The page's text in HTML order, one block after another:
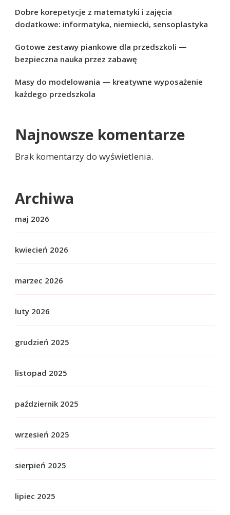
Dobre korepetycje z matematyki i zajęcia
dodatkowe: informatyka, niemiecki, sensoplastyka
Gotowe zestawy piankowe dla przedszkoli —
bezpieczna nauka przez zabawę
Masy do modelowania — kreatywne wyposażenie
każdego przedszkola
Najnowsze komentarze
Brak komentarzy do wyświetlenia.
Archiwa
maj 2026
kwiecień 2026
marzec 2026
luty 2026
grudzień 2025
listopad 2025
październik 2025
wrzesień 2025
sierpień 2025
lipiec 2025